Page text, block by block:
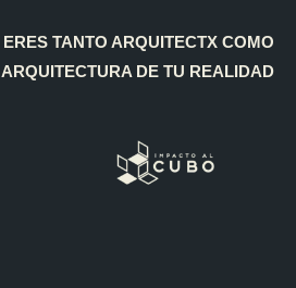
ERES TANTO ARQUITECTX COMO
ARQUITECTURA DE TU REALIDAD